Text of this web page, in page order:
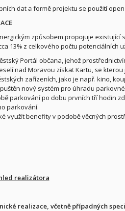
dat a formě projektu se použití
způsobem propojuje existující
13% z celkového počtu potenciálních
Portál občana, jehož
nad Moravou získat Kartu, se
zařízeních, jako je např. kino,
nový systém pro úhradu
parkování po dobu prvních tří hodin
parkování.
využít benefity v podobě věcných
realizátora
realizace, včetně případných